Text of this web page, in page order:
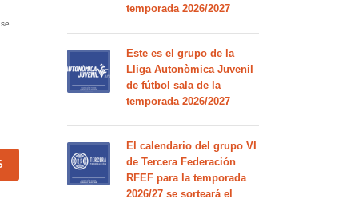
temporada 2026/2027
Este es el grupo de la
Lliga Autonòmica Juvenil
de fútbol sala de la
temporada 2026/2027
El calendario del grupo VI
de Tercera Federación
RFEF para la temporada
2026/27 se sorteará el